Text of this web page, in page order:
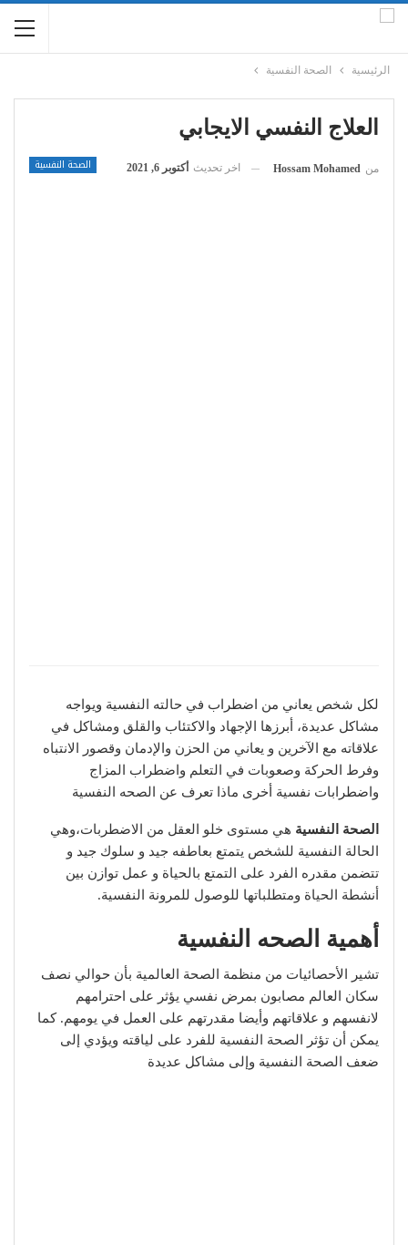
الرئيسية الصحة النفسية
العلاج النفسي الايجابي
الصحة النفسية من Hossam Mohamed اخر تحديث أكتوبر 6, 2021
لكل شخص يعاني من اضطراب في حالته النفسية ويواجه
مشاكل عديدة، أبرزها الإجهاد والاكتئاب والقلق ومشاكل في
علاقاته مع الآخرين و يعاني من الحزن والإدمان وقصور الانتباه
وفرط الحركة وصعوبات في التعلم واضطراب المزاج
واضطرابات نفسية أخرى ماذا تعرف عن الصحه النفسية
الصحة النفسية هي مستوى خلو العقل من الاضطربات،وهي
الحالة النفسية للشخص يتمتع بعاطفه جيد و سلوك جيد و
تتضمن مقدره الفرد على التمتع بالحياة و عمل توازن بين
أنشطة الحياة ومتطلباتها للوصول للمرونة النفسية.
أهمية الصحه النفسية
تشير الأحصائيات من منظمة الصحة العالمية بأن حوالي نصف
سكان العالم مصابون بمرض نفسي يؤثر على احترامهم
لانفسهم و علاقاتهم وأيضا مقدرتهم على العمل في يومهم. كما
يمكن أن تؤثر الصحة النفسية للفرد على لياقته ويؤدي إلى
ضعف الصحة النفسية وإلى مشاكل عديدة